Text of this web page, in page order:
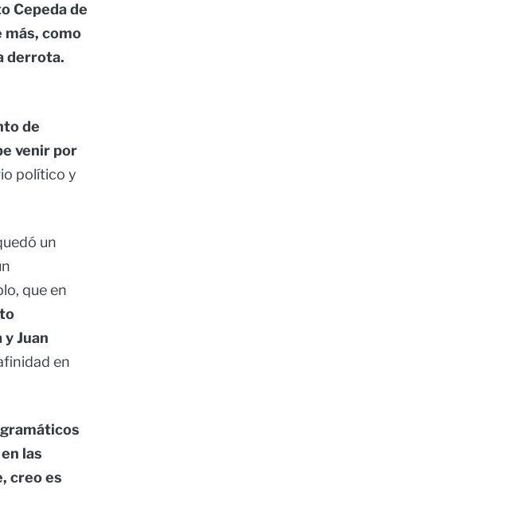
Cepeda de
más, como
derrota.
de
venir por
político y
un
que en
Juan
en
las
creo es